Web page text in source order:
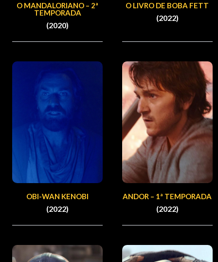
O MANDALORIANO – 2ª
TEMPORADA
(2020)
O LIVRO DE BOBA FETT
(2022)
OBI-WAN KENOBI
(2022)
ANDOR – 1ª TEMPORADA
(2022)